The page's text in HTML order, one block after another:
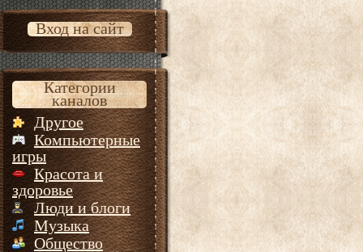
Вход на сайт
Категории
каналов
Другое
Компьютерные
игры
Красота и
здоровье
Люди и блоги
Музыка
Общество